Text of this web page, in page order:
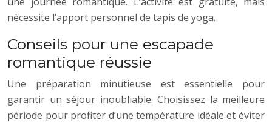
nécessite l’apport personnel de tapis de yoga.
Conseils pour une escapade
romantique réussie
Une préparation minutieuse est essentielle pour
garantir un séjour inoubliable. Choisissez la meilleure
période pour profiter d’une température idéale et éviter